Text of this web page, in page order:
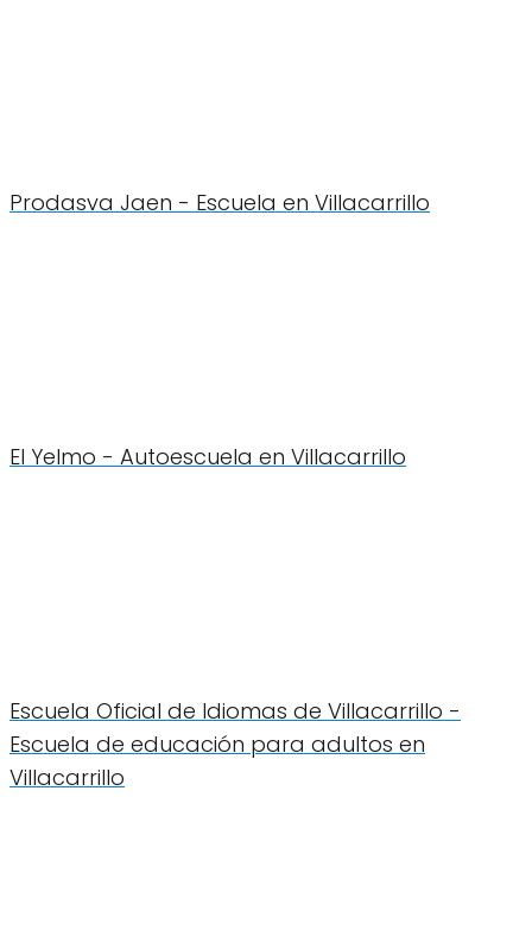
Prodasva Jaen - Escuela en Villacarrillo
El Yelmo - Autoescuela en Villacarrillo
Escuela Oficial de Idiomas de Villacarrillo -
Escuela de educación para adultos en
Villacarrillo